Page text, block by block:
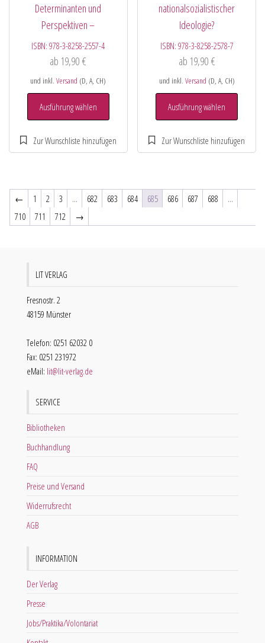
Determinanten und
Perspektiven –
ISBN:978-3-8258-2557-4
ab 19,90€
und inkl.Versand (D, A, CH)
Ausführung wählen
nationalsozialistischer
Ideologie?
ISBN: 978-3-8258-2578-7
ab 19,90 €
und inkl. Versand (D, A, CH)
Ausführung wählen
← 1 2 3 … 682 683 684 685 686 687 688
…
710
711 712 →
LIT VERLAG
Fresnostr. 2
48159 Münster
Telefon: 0251 62032 0
Fax: 0251 231972
eMail: lit@lit-verlag.de
SERVICE
Bibliotheken
Buchhandlung
FAQ
Preise und Versand
Widerrufsrecht
AGB
INFORMATION
Der Verlag
Presse
Jobs/Praktika/Volontariat